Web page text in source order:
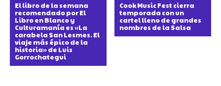
El libro de la semana
recomendado por El
Libro en Blanco y
Culturamanía es «La
carabela San Lesmes. El
viaje más épico de la
historia» de Luis
Gorrochategui
Cook Music Fest cierra
temporada con un
cartel lleno de grandes
nombres de la Salsa